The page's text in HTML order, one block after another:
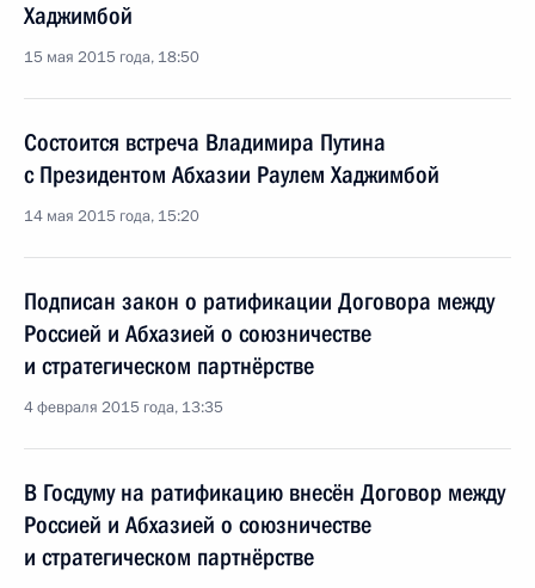
Хаджимбой
15 мая 2015 года, 18:50
Состоится встреча Владимира Путина
с Президентом Абхазии Раулем Хаджимбой
14 мая 2015 года, 15:20
Подписан закон о ратификации Договора между
Россией и Абхазией о союзничестве
и стратегическом партнёрстве
4 февраля 2015 года, 13:35
В Госдуму на ратификацию внесён Договор между
Россией и Абхазией о союзничестве
и стратегическом партнёрстве